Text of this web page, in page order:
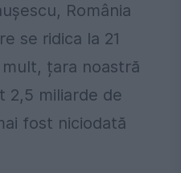
România
se ridica la 21
țara noastră
2,5 miliarde de
fost niciodată